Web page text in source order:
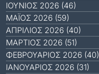
ΙΟΎΝΙΟΣ 2026 (46)
ΜΆΙΟΣ 2026 (59)
ΑΠΡΊΛΙΟΣ 2026 (40)
ΜΆΡΤΙΟΣ 2026 (51)
ΦΕΒΡΟΥΆΡΙΟΣ 2026 (40)
ΙΑΝΟΥΆΡΙΟΣ 2026 (31)